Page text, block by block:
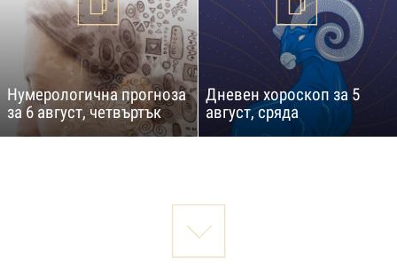
Нумерологична прогноза
за 6 август, четвъртък
Дневен хороскоп за 5
август, сряда